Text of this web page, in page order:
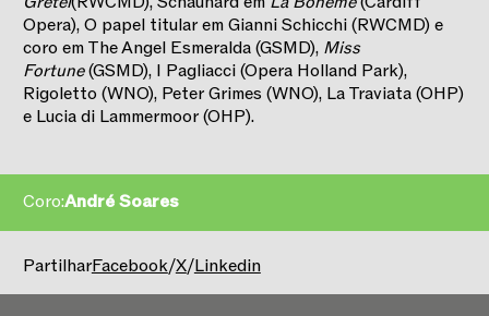
Coro:André Soares
Opera), O papel titular em Gianni Schicchi (RWCMD) e
coro em The Angel Esmeralda (GSMD), Miss
Fortune(GSMD), I Pagliacci (Opera Holland Park),
Rigoletto (WNO), Peter Grimes (WNO), La Traviata (OHP)
e Lucia di Lammermoor (OHP).
PartilharFacebook/X/Linkedin